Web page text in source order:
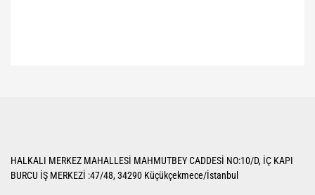
Ürün açıklamasında eksik bilgiler bulunuyor.
HALKALI MERKEZ MAHALLESİ MAHMUTBEY CADDESİ NO:10/D, İÇ KAPI
BURCU İŞ MERKEZİ :47/48, 34290 Küçükçekmece/İstanbul